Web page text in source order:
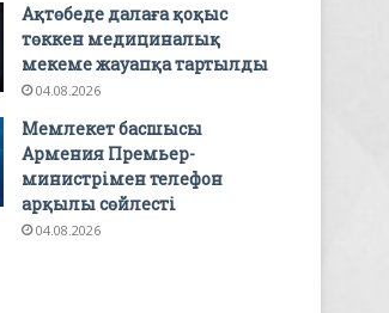
Ақтөбеде далаға қоқыс
төккен медициналық
мекеме жауапқа тартылды
04.08.2026
Мемлекет басшысы
Армения Премьер-
министрімен телефон
арқылы сөйлесті
04.08.2026